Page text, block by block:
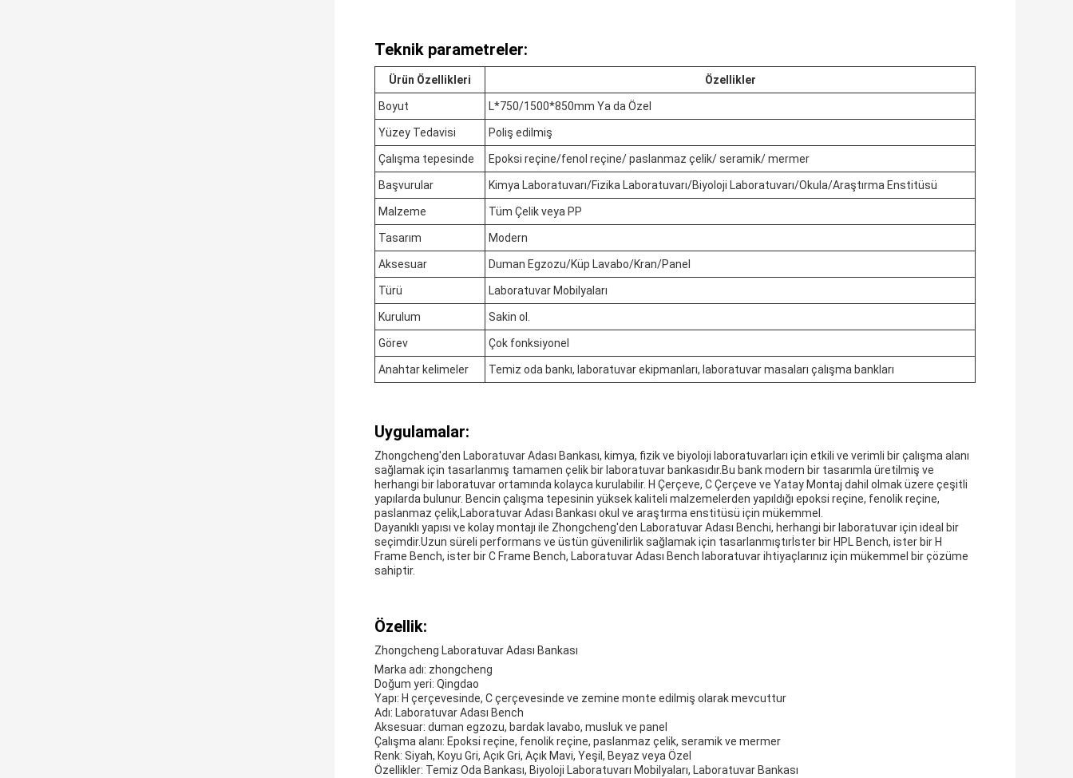
Teknik parametreler:
Ürün Özellikleri Özellikler
Boyut L*750/1500*850mm Ya da Özel
Yüzey Tedavisi Poliş edilmiş
Çalışma tepesinde Epoksi reçine/fenol reçine/ paslanmaz çelik/ seramik/ mermer
Başvurular Kimya Laboratuvarı/Fizika Laboratuvarı/Biyoloji Laboratuvarı/Okula/Araştırma Enstitüsü
Malzeme Tüm Çelik veya PP
Tasarım Modern
Aksesuar Duman Egzozu/Küp Lavabo/Kran/Panel
Türü Laboratuvar Mobilyaları
Kurulum Sakin ol.
Görev Çok fonksiyonel
Anahtar kelimeler Temiz oda bankı, laboratuvar ekipmanları, laboratuvar masaları çalışma bankları
Uygulamalar:
Zhongcheng'den Laboratuvar Adası Bankası, kimya, fizik ve biyoloji laboratuvarları için etkili ve verimli bir çalışma alanı
sağlamak için tasarlanmış tamamen çelik bir laboratuvar bankasıdır.Bu bank modern bir tasarımla üretilmiş ve
herhangi bir laboratuvar ortamında kolayca kurulabilir. H Çerçeve, C Çerçeve ve Yatay Montaj dahil olmak üzere çeşitli
yapılarda bulunur. Bencin çalışma tepesinin yüksek kaliteli malzemelerden yapıldığı epoksi reçine, fenolik reçine,
paslanmaz çelik,Laboratuvar Adası Bankası okul ve araştırma enstitüsü için mükemmel.
Dayanıklı yapısı ve kolay montajı ile Zhongcheng'den Laboratuvar Adası Benchi, herhangi bir laboratuvar için ideal bir
seçimdir.Uzun süreli performans ve üstün güvenilirlik sağlamak için tasarlanmıştırİster bir HPL Bench, ister bir H
Frame Bench, ister bir C Frame Bench, Laboratuvar Adası Bench laboratuvar ihtiyaçlarınız için mükemmel bir çözüme
sahiptir.
Özellik:
Zhongcheng Laboratuvar Adası Bankası
Marka adı: zhongcheng
Doğum yeri: Qingdao
Yapı: H çerçevesinde, C çerçevesinde ve zemine monte edilmiş olarak mevcuttur
Adı: Laboratuvar Adası Bench
Aksesuar: duman egzozu, bardak lavabo, musluk ve panel
Çalışma alanı: Epoksi reçine, fenolik reçine, paslanmaz çelik, seramik ve mermer
Renk: Siyah, Koyu Gri, Açık Gri, Açık Mavi, Yeşil, Beyaz veya Özel
Özellikler: Temiz Oda Bankası, Biyoloji Laboratuvarı Mobilyaları, Laboratuvar Bankası